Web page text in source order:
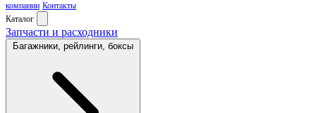
компании Контакты
Каталог
Запчасти и расходники
Багажники, рейлинги, боксы